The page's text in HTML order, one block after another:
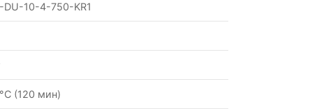
DU-10-4-750-KR1
(120 мин)